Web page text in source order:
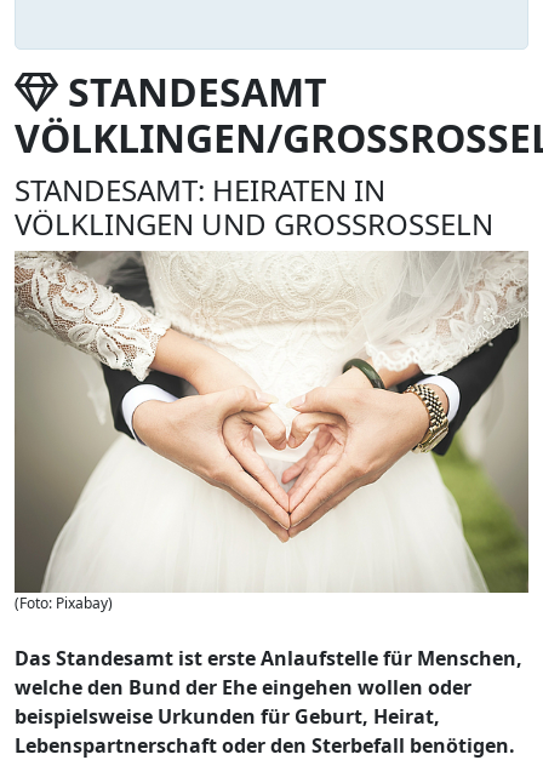
STANDESAMT
VÖLKLINGEN/
STANDESAMT: HEIRATEN IN
VÖLKLINGEN UND GROSSROSSELN
(Foto: Pixabay)
Das Standesamt ist erste Anlaufstelle für Menschen,
welche den Bund der Ehe eingehen wollen oder
beispielsweise Urkunden für Geburt, Heirat,
Lebenspartnerschaft oder den Sterbefall benötigen.